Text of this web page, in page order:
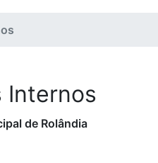
Internos
de Rolândia